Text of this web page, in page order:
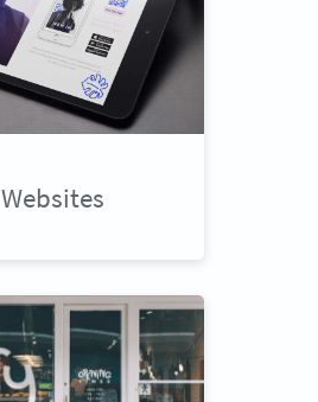
Websites